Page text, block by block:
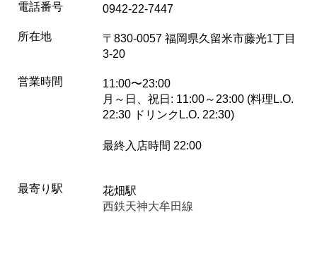
電話番号 0942-22-7447
所在地
〒830-0057 福岡県久留米市藤光1丁目
3-20
営業時間
11:00〜23:00
月～日、祝日: 11:00～23:00 (料理L.O.
22:30 ドリンクL.O. 22:30)
最終入店時間 22:00
最寄り駅
花畑駅
西鉄天神大牟田線